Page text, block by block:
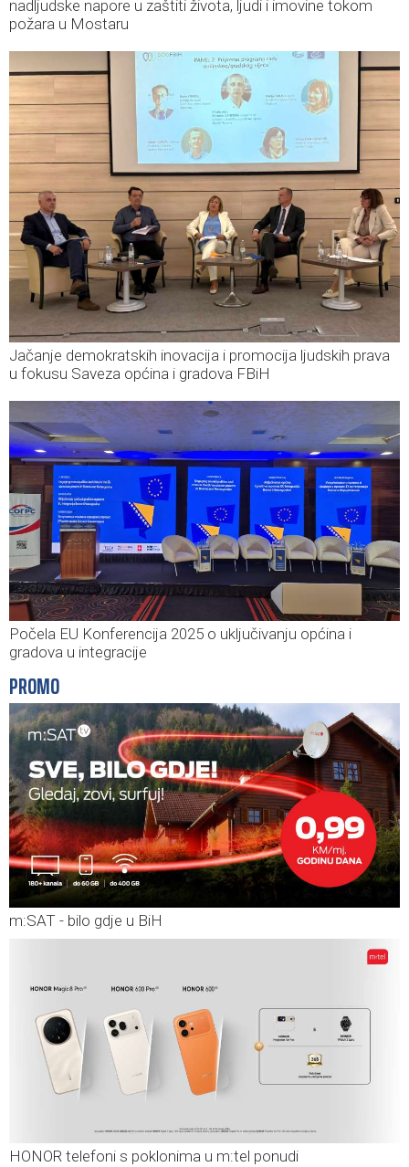
nadljudske napore u zaštiti života, ljudi i imovine tokom
požara u Mostaru
Jačanje demokratskih inovacija i promocija ljudskih prava
u fokusu Saveza općina i gradova FBiH
Počela EU Konferencija 2025 o uključivanju općina i
gradova u integracije
PROMO
m:SAT - bilo gdje u BiH
HONOR telefoni s poklonima u m:tel ponudi